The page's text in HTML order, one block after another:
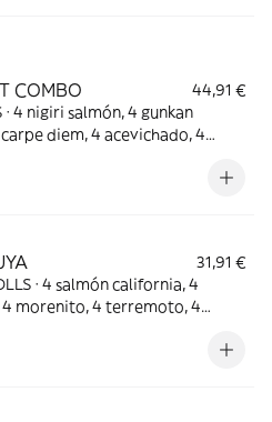
COMBO
44,91 €
· 4 nigiri salmón, 4 gunkan
carpe diem, 4 acevichado, 4
31,91 €
· 4 salmón california, 4
morenito, 4 terremoto, 4